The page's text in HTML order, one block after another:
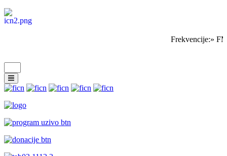
Frekvencije:»